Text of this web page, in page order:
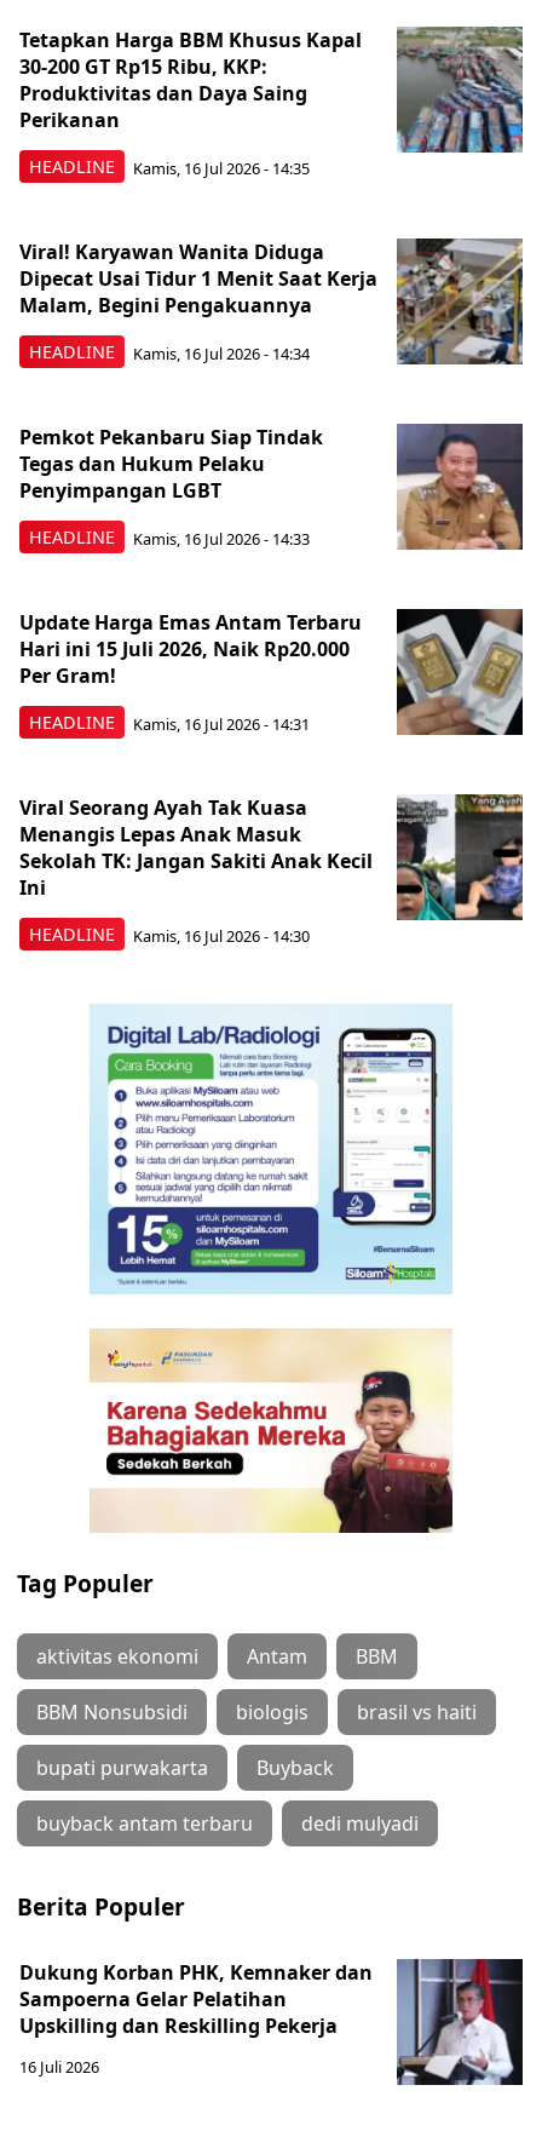
HEADLINE
Tetapkan Harga BBM Khusus Kapal
30-200 GT Rp15 Ribu, KKP:
Produktivitas dan Daya Saing
Perikanan
Kamis, 16 Jul 2026 - 14:35
HEADLINE
Viral! Karyawan Wanita Diduga
Dipecat Usai Tidur 1 Menit Saat Kerja
Malam, Begini Pengakuannya
Kamis, 16 Jul 2026 - 14:34
HEADLINE
Pemkot Pekanbaru Siap Tindak
Tegas dan Hukum Pelaku
Penyimpangan LGBT
Kamis, 16 Jul 2026 - 14:33
HEADLINE
Update Harga Emas Antam Terbaru
Hari ini 15 Juli 2026, Naik Rp20.000
Per Gram!
Kamis, 16 Jul 2026 - 14:31
HEADLINE
Viral Seorang Ayah Tak Kuasa
Menangis Lepas Anak Masuk
Sekolah TK: Jangan Sakiti Anak Kecil
Ini
Kamis, 16 Jul 2026 - 14:30
Tag Populer
aktivitas ekonomi Antam BBM
BBM Nonsubsidi biologis brasil vs haiti
bupati purwakarta Buyback
buyback antam terbaru dedi mulyadi
Berita Populer
Dukung Korban PHK, Kemnaker dan
Sampoerna Gelar Pelatihan
Upskilling dan Reskilling Pekerja
16 Juli 2026